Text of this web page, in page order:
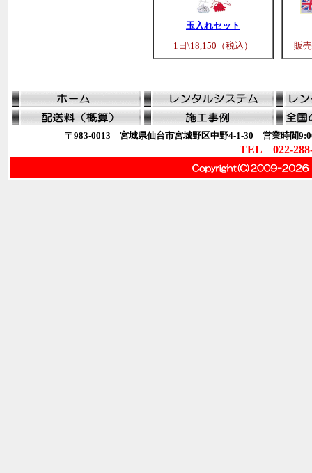
玉入れセット
1日\18,150（税込）
販
〒983-0013 宮城県仙台市宮城野区中野4-1-30 営業時間
TEL 022-